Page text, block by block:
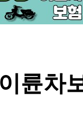
륜차